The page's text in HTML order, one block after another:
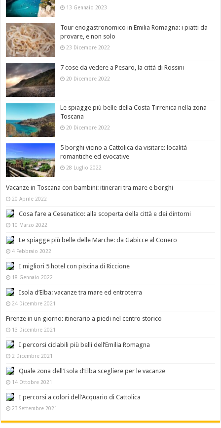
13 Gennaio 2023
Tour enogastronomico in Emilia Romagna: i piatti da
provare, e non solo
23 Dicembre 2022
7 cose da vedere a Pesaro, la città di Rossini
20 Dicembre 2022
Le spiagge più belle della Costa Tirrenica nella zona
Toscana
20 Dicembre 2022
5 borghi vicino a Cattolica da visitare: località
romantiche ed evocative
28 Luglio 2022
Vacanze in Toscana con bambini: itinerari tra mare e borghi
20 Aprile 2022
Cosa fare a Cesenatico: alla scoperta della città e dei dintorni
10 Marzo 2022
Le spiagge più belle delle Marche: da Gabicce al Conero
4 Febbraio 2022
I migliori 5 hotel con piscina di Riccione
18 Gennaio 2022
Isola d’Elba: vacanze tra mare ed entroterra
24 Dicembre 2021
Firenze in un giorno: itinerario a piedi nel centro storico
13 Dicembre 2021
I percorsi ciclabili più belli dell’Emilia Romagna
2 Dicembre 2021
Quale zona dell’Isola d’Elba scegliere per le vacanze
14 Ottobre 2021
I percorsi a colori dell’Acquario di Cattolica
23 Settembre 2021